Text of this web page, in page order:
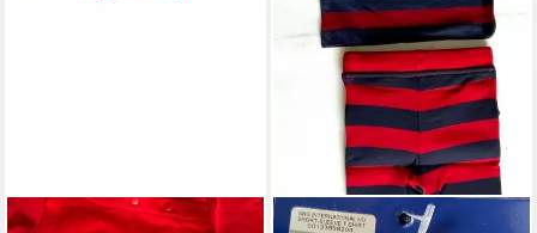
FC BARCELONA
FC BARCELONA